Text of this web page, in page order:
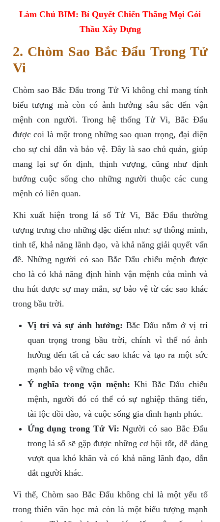
Làm Chủ BIM: Bí Quyết Chiến Thắng Mọi Gói
Thầu Xây Dựng
2. Chòm Sao Bắc Đẩu Trong Tử
Vi
Chòm sao Bắc Đẩu trong Tử Vi không chỉ mang tính
biểu tượng mà còn có ảnh hưởng sâu sắc đến vận
mệnh con người. Trong hệ thống Tử Vi, Bắc Đẩu
được coi là một trong những sao quan trọng, đại diện
cho sự chỉ dẫn và bảo vệ. Đây là sao chủ quản, giúp
mang lại sự ổn định, thịnh vượng, cũng như định
hướng cuộc sống cho những người thuộc các cung
mệnh có liên quan.
Khi xuất hiện trong lá số Tử Vi, Bắc Đẩu thường
tượng trưng cho những đặc điểm như: sự thông minh,
tinh tế, khả năng lãnh đạo, và khả năng giải quyết vấn
đề. Những người có sao Bắc Đẩu chiếu mệnh được
cho là có khả năng định hình vận mệnh của mình và
thu hút được sự may mắn, sự bảo vệ từ các sao khác
trong bầu trời.
Vị trí và sự ảnh hưởng: Bắc Đẩu nằm ở vị trí
quan trọng trong bầu trời, chính vì thế nó ảnh
hưởng đến tất cả các sao khác và tạo ra một sức
mạnh bảo vệ vững chắc.
Ý nghĩa trong vận mệnh: Khi Bắc Đẩu chiếu
mệnh, người đó có thể có sự nghiệp thăng tiến,
tài lộc dồi dào, và cuộc sống gia đình hạnh phúc.
Ứng dụng trong Tử Vi: Người có sao Bắc Đẩu
trong lá số sẽ gặp được những cơ hội tốt, dễ dàng
vượt qua khó khăn và có khả năng lãnh đạo, dẫn
dắt người khác.
Vì thế, Chòm sao Bắc Đẩu không chỉ là một yếu tố
trong thiên văn học mà còn là một biểu tượng mạnh